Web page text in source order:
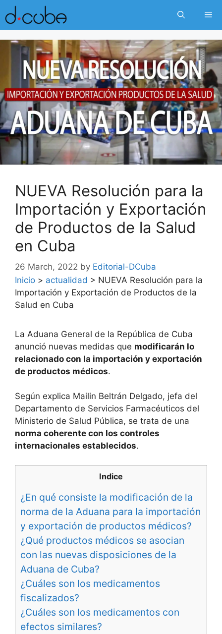
Skip
to
content
NUEVA Resolución para la
Importación y Exportación
de Productos de la Salud
en Cuba
26 March, 2022 by Editorial-DCuba
Inicio > actualidad > NUEVA Resolución para la
Importación y Exportación de Productos de la
Salud en Cuba
La Aduana General de la República de Cuba
anunció nuevas medidas que modificarán lo
relacionado con la importación y exportación
de productos médicos.
Según explica Mailin Beltrán Delgado, jefa del
Departamento de Servicios Farmacéuticos del
Ministerio de Salud Pública, se trata de una
norma coherente con los controles
internacionales establecidos.
Indice
¿En qué consiste la modificación de la
norma de la Aduana para la importación
y exportación de productos médicos?
¿Qué productos médicos se asocian
con las nuevas disposiciones de la
Aduana de Cuba?
¿Cuáles son los medicamentos
fiscalizados?
¿Cuáles son los medicamentos con
efectos similares?